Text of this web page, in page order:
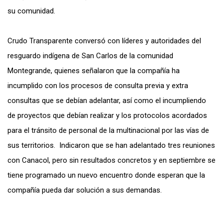
su comunidad.
Crudo Transparente conversó con líderes y autoridades del
resguardo indígena de San Carlos de la comunidad
Montegrande, quienes señalaron que la compañía ha
incumplido con los procesos de consulta previa y extra
consultas que se debían adelantar, así como el incumpliendo
de proyectos que debían realizar y los protocolos acordados
para el tránsito de personal de la multinacional por las vías de
sus territorios. Indicaron que se han adelantado tres reuniones
con Canacol, pero sin resultados concretos y en septiembre se
tiene programado un nuevo encuentro donde esperan que la
compañía pueda dar solución a sus demandas.